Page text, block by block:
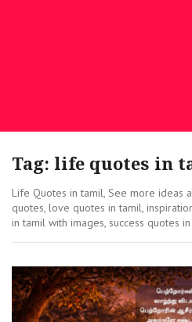
Tag: life quotes in
Life Quotes in tamil, See more ideas
quotes, love quotes in tamil,
in tamil with images, success quotes